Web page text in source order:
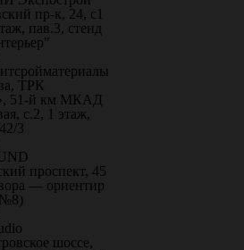
пр-к, 24, с1
пав.3, стенд
ТРК
51-й км МКАД
с.2, 1 этаж,
3
проспект, 45
— ориентир
шоссе,